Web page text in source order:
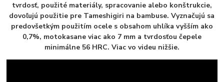
tvrdosť, použité materiály, spracovanie alebo konštrukcie,
dovoľujú použitie pre Tameshigiri na bambuse. Vyznačujú sa
predovšetkým použitím ocele s obsahom uhlíka vyšším ako
0,7%, motokasane viac ako 7 mm a tvrdosťou čepele
minimálne 56 HRC. Viac vo videu nižšie.